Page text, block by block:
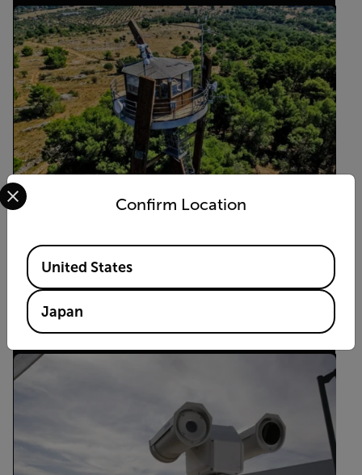
アプリケーションストーリー
Early Fire Detection for Tough Outdoor
Environments
READ MORE
Confirm Location
Select your preferred country and language from the
Available Locations
United States
Japan